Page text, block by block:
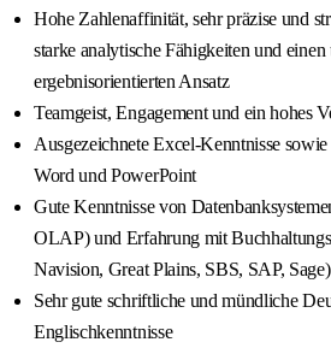
Hohe Zahlenaffinität, sehr präzise und
starke analytische Fähigkeiten und einen
ergebnisorientierten Ansatz
Teamgeist, Engagement und ein hohes
Ausgezeichnete Excel-Kenntnisse
Word und PowerPoint
Gute Kenntnisse von
OLAP) und Erfahrung mit
Navision, Great Plains, SBS, SAP, Sage)
Sehr gute schriftliche und mündliche
Englischkenntnisse